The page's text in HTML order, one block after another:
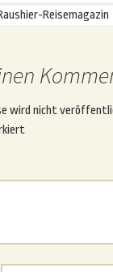
Reisemagazin
wird nicht